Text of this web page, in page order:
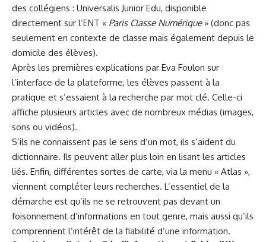
des collégiens : Universalis Junior Edu, disponible
directement sur l’ENT « Paris Classe Numérique» (donc pas
seulement en contexte de classe mais également depuis le
domicile des élèves).
Après les premières explications par Eva Foulon sur
l’interface de la plateforme, les élèves passent à la
pratique et s’essaient à la recherche par mot clé. Celle-ci
affiche plusieurs articles avec de nombreux médias (images,
sons ou vidéos).
S’ils ne connaissent pas le sens d’un mot, ils s’aident du
dictionnaire. Ils peuvent aller plus loin en lisant les articles
liés. Enfin, différentes sortes de carte, via la menu « Atlas »,
viennent compléter leurs recherches. L’essentiel de la
démarche est qu’ils ne se retrouvent pas devant un
foisonnement d’informations en tout genre, mais aussi qu’ils
comprennent l’intérêt de la fiabilité d’une information.